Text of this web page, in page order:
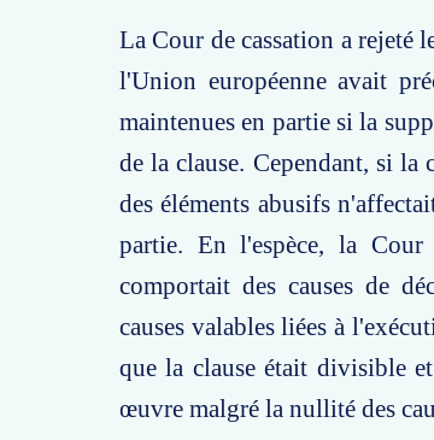
La Cour de cassation a rejeté
l'Union européenne avait
maintenues en partie si la
de la clause. Cependant, si
des éléments abusifs
partie. En l'espèce, la
comportait des causes de
causes valables liées à
que la clause était divisible
œuvre malgré la nullité des